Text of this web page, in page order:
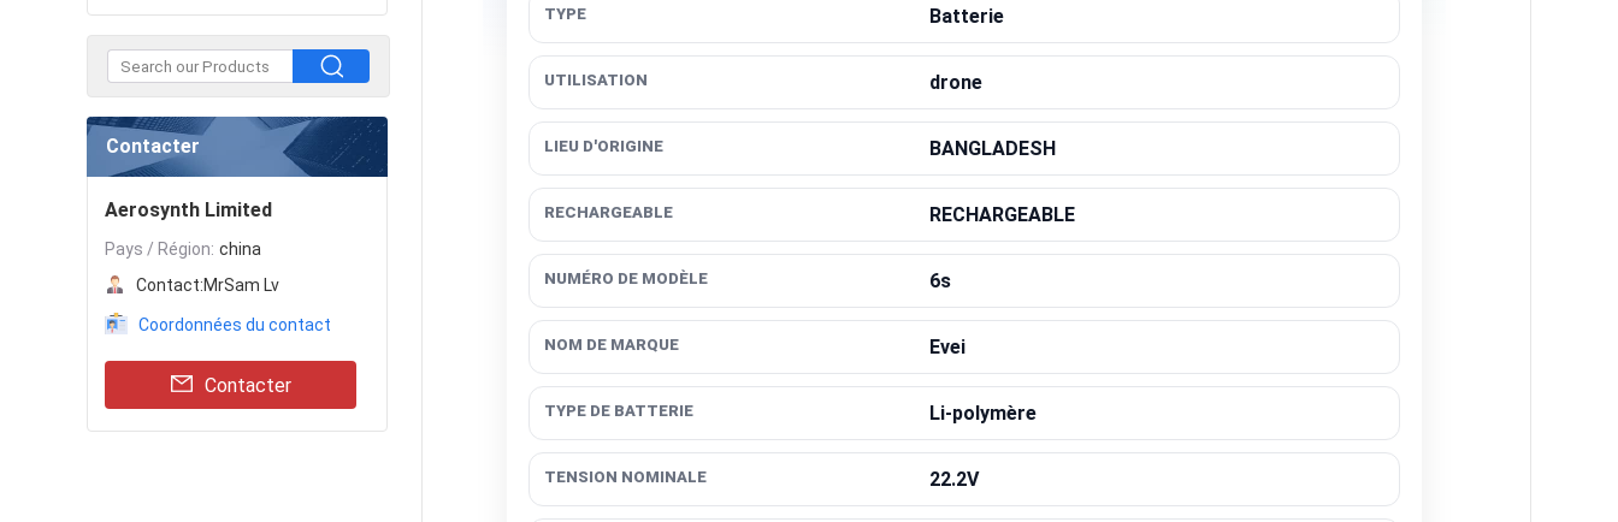
Contacter
Aerosynth Limited
Pays / Région: china
Contact:MrSam Lv
Coordonnées du contact
Contacter
TYPE Batterie
UTILISATION drone
LIEU D'ORIGINE BANGLADESH
RECHARGEABLE RECHARGEABLE
NUMÉRO DE MODÈLE 6s
NOM DE MARQUE Evei
TYPE DE BATTERIE Li-polymère
TENSION NOMINALE 22.2V